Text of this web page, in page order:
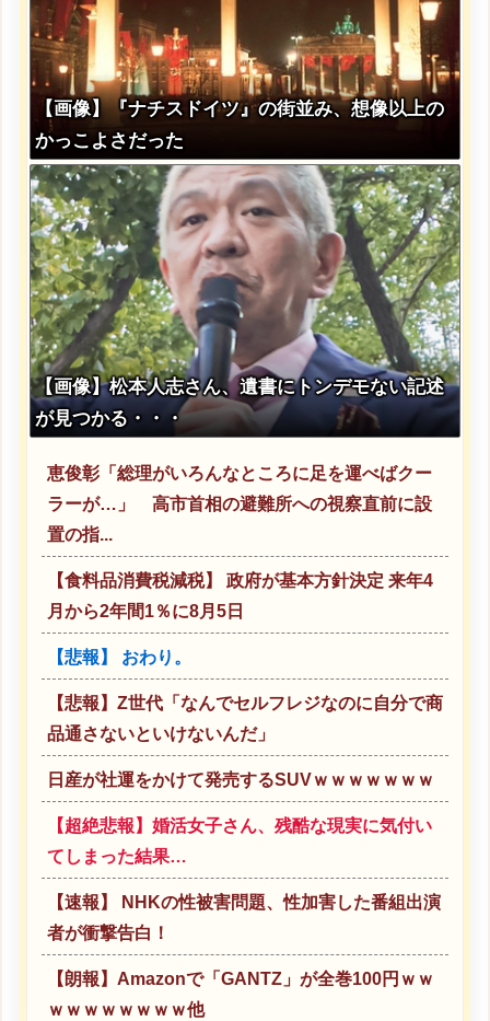
【画像】『ナチスドイツ』の街並み、想像以上の
かっこよさだった
【画像】松本人志さん、遺書にトンデモない記述
が見つかる・・・
恵俊彰「総理がいろんなところに足を運べばクー
ラーが…」 高市首相の避難所への視察直前に設
置の指...
【食料品消費税減税】 政府が基本方針決定 来年4
月から2年間1％に8月5日
【悲報】 おわり。
【悲報】Z世代「なんでセルフレジなのに自分で商
品通さないといけないんだ」
日産が社運をかけて発売するSUVｗｗｗｗｗｗｗ
【超絶悲報】婚活女子さん、残酷な現実に気付い
てしまった結果…
【速報】 NHKの性被害問題、性加害した番組出演
者が衝撃告白！
【朗報】Amazonで「GANTZ」が全巻100円ｗｗ
ｗｗｗｗｗｗｗｗ他